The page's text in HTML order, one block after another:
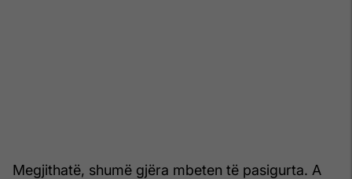
Megjithatë, shumë gjëra mbeten të pasigurta. A